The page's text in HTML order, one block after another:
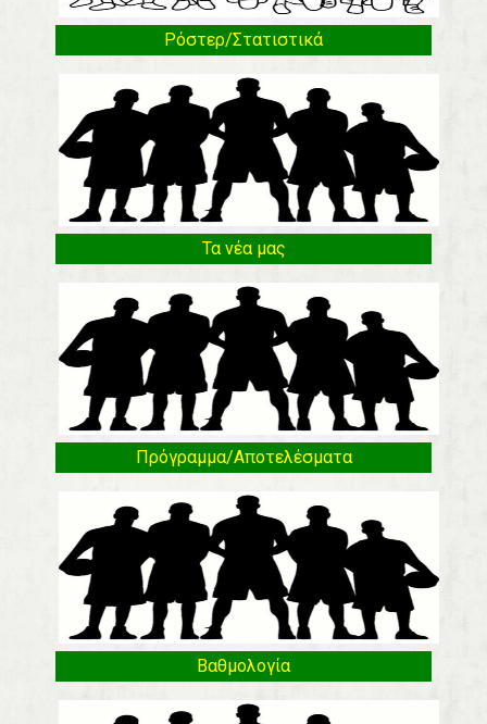
Ρόστερ/Στατιστικά
Τα νέα μας
Πρόγραμμα/Αποτελέσματα
Βαθμολογία